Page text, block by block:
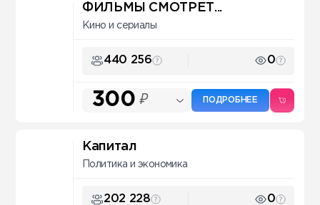
ФИЛЬМЫ СМОТРЕТ...
Кино и сериалы
440 256 0
300 ₽ ПОДРОБНЕЕ
Капитал
Политика и экономика
202 228 0